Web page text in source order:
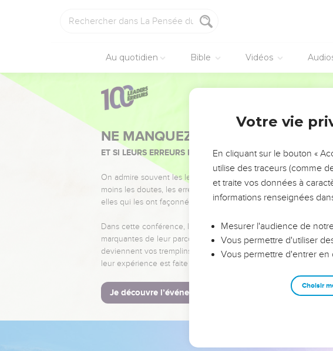
Au quotidien Bible Vidéos
NE MANQUEZ PAS L’ÉVÉNEMENT
ET SI LEURS ERREURS POUVAIENT VOUS ÉVITER LES
On admire souvent les leaders pour leurs réussites, leur impact,
moins les doutes, les erreurs et les saisons difficiles qu'ils ont
elles qui les ont façonnés.
Dans cette conférence, leaders, entrepreneurs, et responsables
marquantes de leur parcours et les clés pour avancer avec plus
deviennent vos tremplins. Que vous guidiez un ministère, une
leur expérience est faite pour vous.
Je découvre l’événement
Votre vie
En cliquant sur le bouton «
utilise des traceurs (comme
et traite vos données à
informations renseignées
Mesurer l'audience de
Vous permettre d'utiliser
Vous permettre d'entrer en
Choisir